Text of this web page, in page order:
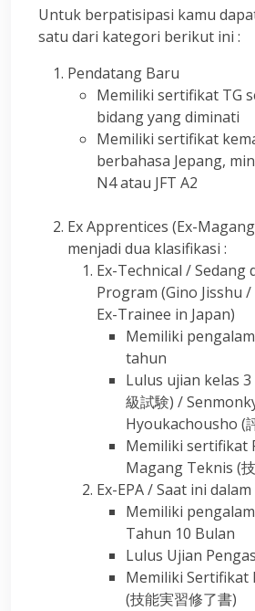
Untuk berpatisipasi kamu
satu dari kategori berikut ini :
Pendatang Baru
Memiliki sertifikat TG
bidang yang diminati
Memiliki sertifikat
berbahasa Jepang,
N4 atau JFT A2
Ex Apprentices (Ex-
menjadi dua klasifikasi :
Ex-Technical / Sedang
Program (Gino Jisshu
Ex-Trainee in Japan)
Memiliki
tahun
Lulus ujian kelas 3
級試験) /
Hyoukachousho (
Memiliki sertifikat
Magang Teknis (
Ex-EPA / Saat ini
Memiliki
Tahun 10 Bulan
Lulus Ujian
Memiliki Sertifikat
(技能実習修了書)